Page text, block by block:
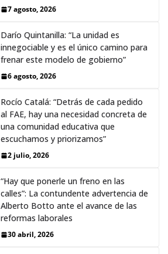
7 agosto, 2026
Darío Quintanilla: “La unidad es
innegociable y es el único camino para
frenar este modelo de gobierno”
6 agosto, 2026
Rocío Catalá: “Detrás de cada pedido
al FAE, hay una necesidad concreta de
una comunidad educativa que
escuchamos y priorizamos”
2 julio, 2026
“Hay que ponerle un freno en las
calles”: La contundente advertencia de
Alberto Botto ante el avance de las
reformas laborales
30 abril, 2026